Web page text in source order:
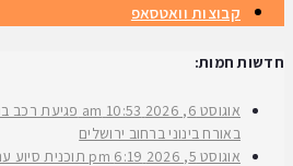
קבוצות וואטסאפ
חדשות חמות:
אוגוסט 6, 2026 10:53 am
באורח בינוני ברחוב ירושלים
אוגוסט 5, 2026
6:19 pm
תוכנית סיוע